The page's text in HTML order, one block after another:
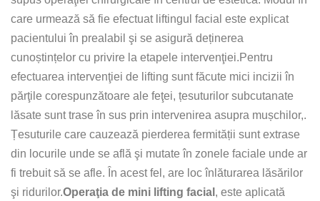
care urmează să fie efectuat liftingul facial este explicat
pacientului în prealabil şi se asigură deținerea
cunoștințelor cu privire la etapele intervenţiei.Pentru
efectuarea intervenţiei de lifting sunt făcute mici incizii în
părţile corespunzătoare ale feţei, țesuturilor subcutanate
lăsate sunt trase în sus prin intervenirea asupra mușchilor,.
Țesuturile care cauzează pierderea fermității sunt extrase
din locurile unde se află şi mutate în zonele faciale unde ar
fi trebuit să se afle. În acest fel, are loc înlăturarea lăsărilor
şi ridurilor.Operaţia de mini lifting facial , este aplicată